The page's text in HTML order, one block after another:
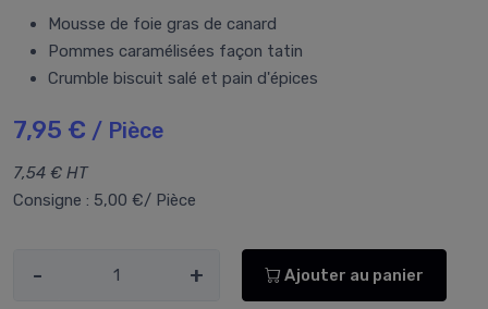
Mousse de foie gras de canard
Pommes caramélisées façon tatin
Crumble biscuit salé et pain d'épices
7,95 € / Pièce
7,54 € HT
Consigne : 5,00 €/ Pièce
- + Ajouter au panier